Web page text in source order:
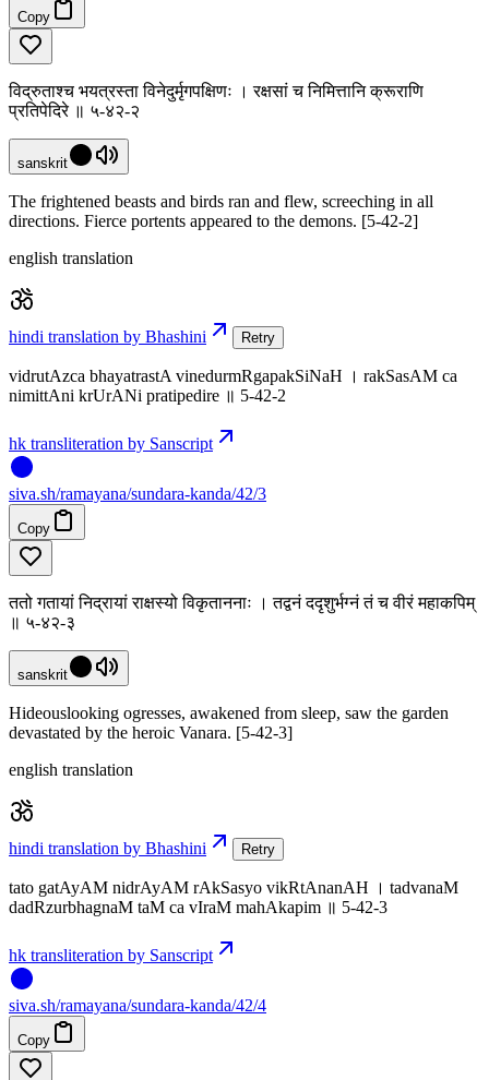
Copy
विद्रुताश्च भयत्रस्ता विनेदुर्मृगपक्षिणः । रक्षसां च निमित्तानि क्रूराणि
प्रतिपेदिरे ॥ ५-४२-२
sanskrit
The frightened beasts and birds ran and flew, screeching in all
directions. Fierce portents appeared to the demons. [5-42-2]
english translation
hindi translation by Bhashini Retry
vidrutAzca bhayatrastA vinedurmRgapakSiNaH । rakSasAM ca
nimittAni krUrANi pratipedire ॥ 5-42-2
hk transliteration by Sanscript
siva.sh/ramayana/sundara-kanda/42/3
Copy
ततो गतायां निद्रायां राक्षस्यो विकृताननाः । तद्वनं ददृशुर्भग्नं तं च वीरं महाकपिम्
॥ ५-४२-३
sanskrit
Hideouslooking ogresses, awakened from sleep, saw the garden
devastated by the heroic Vanara. [5-42-3]
english translation
hindi translation by Bhashini Retry
tato gatAyAM nidrAyAM rAkSasyo vikRtAnanAH । tadvanaM
dadRzurbhagnaM taM ca vIraM mahAkapim ॥ 5-42-3
hk transliteration by Sanscript
siva.sh/ramayana/sundara-kanda/42/4
Copy